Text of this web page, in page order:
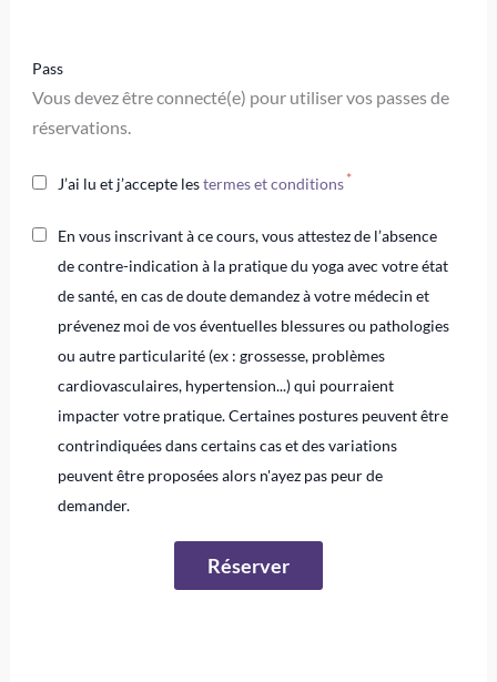
Pass
Vous devez être connecté(e) pour utiliser vos passes de
réservations.
J’ai lu et j’accepte lestermes et conditions
En vous inscrivant à ce cours, vous attestez de l’absence
de contre-indication à la pratique du yoga avec votre état
de santé, en cas de doute demandez à votre médecin et
prévenez moi de vos éventuelles blessures ou pathologies
ou autre particularité (ex : grossesse, problèmes
cardiovasculaires, hypertension...) qui pourraient
impacter votre pratique. Certaines postures peuvent être
contrindiquées dans certains cas et des variations
peuvent être proposées alors n'ayez pas peur de
demander.